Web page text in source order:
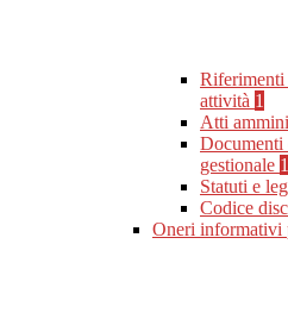
Riferimenti
attività 1
Atti
Documenti
gestionale 1
Statuti e
Codice
Oneri informativi